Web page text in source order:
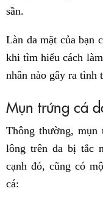
sần.
Làn da mặt của bạn
khi tìm hiểu cách
nhân nào gây ra tình
Mụn trứng cá
Thông thường, mụn
lông trên da bị tắc
cạnh đó, cũng có
cá: